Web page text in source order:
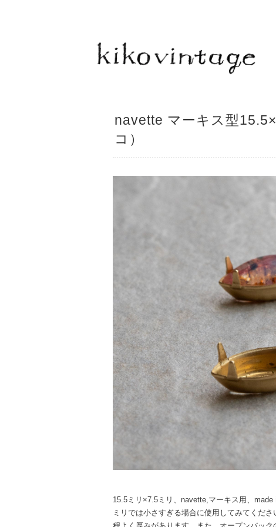
navette マーキス型
コ）
15.5ミリ×7.5ミリ、navette,マーキス用、
ミリでは小さすぎる場合に使用してみてくだ